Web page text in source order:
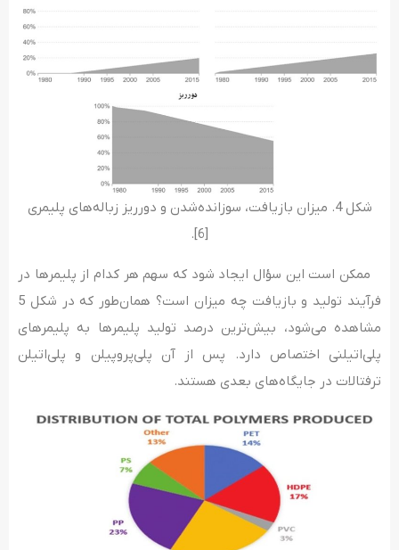
شکل 4. میزان بازیافت، سوزانده‌‌شدن و دورریز زباله‌‌های پلیمری
[6].
ممکن است این سؤال ایجاد شود که سهم هر کدام از پلیمرها در
فرآیند تولید و بازیافت چه میزان است؟ همان‌طور که در شکل 5
مشاهده می‌شود، بیش‌ترین درصد تولید پلیمرها به پلیمرهای
پلی‌­اتیلنی اختصاص دارد. پس از آن پلی­‌پروپیلن و پلی­‌اتیلن
ترفتالات در جایگاه­‌های بعدی هستند.